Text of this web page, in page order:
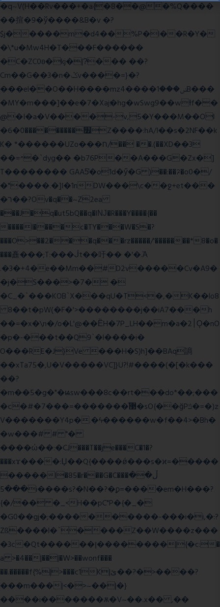
�q~V(H��Rv���+�a{�8��@�%Q����
��揎�9�ў����&B�v �?
$j�����m�d4��%P�l��R�Y�
�\*u�Mw4H�T���F������
�C�ZC0ʚ�kj�|?ͮ��� ��?
Cm��G��3�n�ݣv����=}�?
���el��O��H����mzݾ���1����4B���
�MY�m���]��e�7�Xaj׃�hg�wSwg9��wƗf��
@�I�a�V����-v,5�Y���M��Ol
�׿���������0�6Z����:hA/I��s�2NF��k
K� *������UZo���ח/�� ��.(��XD��3
��=^�`dyg�� �b76P��A���G�Zx�]
T�������� GAA5̔�o1d�ӳ�G )��:��ℱ�o0�/
�"����.�]I�1nDW���\c��ջ+et���
�ר��?Ov�q��~Z2ea
���J�q�ut5bQ��q�lǊ�R���Y����{��
����l����c�TY���W�S�?
���O>��2���q���rz�����/'�������*8�o�
���矗���;T:���ᒎt��吁�� �'�.Ὰ
.�3�+4�e��Mm��#D2v�����Cv�A9�
�j�S���>�7� �
�C_�`���KOB`X���qU�T<�,�K��lo8
8��t�pW(�F�'>��������j��iA7���h
��=�x�\n�/o�L'@��ȄH�7P_LH��m�a�2׀Ǫ�nO
�p�-���t��Q9`�l����i�
O���RE�J}Ve ���H�S)h]��BAq謪
��xTa75�,U�V�����VC]}U?!#����(�[�k���
��?
�m��5�g�"�ѩsw���8c��rt���do*��;���
�c�#�޳�ͯ������=���7�sO{��ğPݿ�=�)z
V�������Y4p�.�ϟ������w�f��4>�Bh�
�w���# # "�
����ώ��:�CJ���T��je���C�1�?
���xϫ����:Џ��Q{����ǿ���s�ϰ=�����
�����l�85�r���G�C���ڵ��
���5i����s?�N��?�ϼ=����em�H���?
{�/�� �_<H��pC"P�{�_�
�G0��gj�;����������-���i�i,�:?
Zß����l�`����Z��W����z���
�3c�Qt������ן��������|{�c:�
a >�4��|��|�W>��wonf���
��.�����f{%|>���c1K|ئ��?�>����?
���m���|<�>~��|�}
����i�������ѫ�V~��.x�� ,��